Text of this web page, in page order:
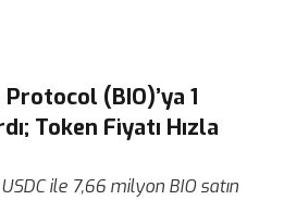
(BIO)’ya 1
Token Fiyatı Hızla
ile 7,66 milyon BIO satın